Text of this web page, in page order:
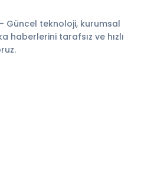
Güncel teknoloji, kurumsal
haberlerini tarafsız ve hızlı